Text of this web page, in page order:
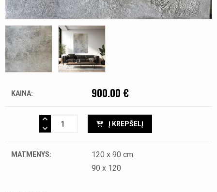
KAINA: 900.00 €
Į KREPŠELĮ
MATMENYS:
120 x 90 cm.
90 x 120